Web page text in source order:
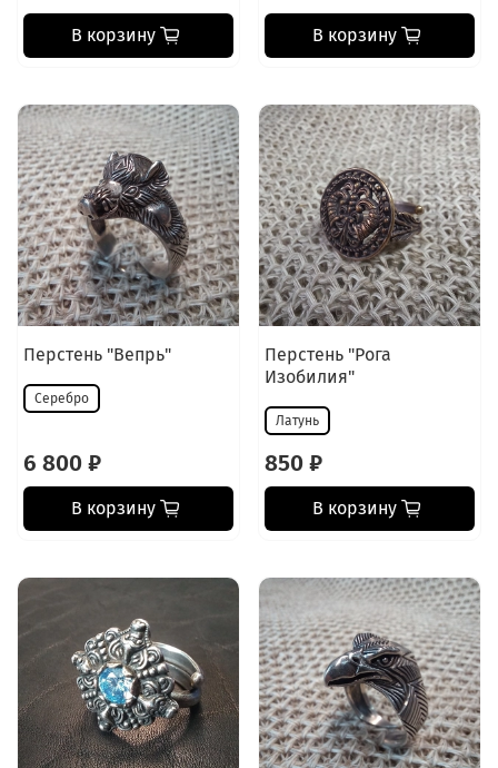
В корзину В корзину
Перстень "Вепрь"
Серебро
6 800 ₽
В корзину
Перстень "Рога
Изобилия"
Латунь
850 ₽
В корзину